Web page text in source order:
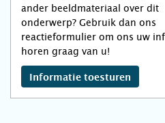
ander beeldmateriaal over dit
onderwerp? Gebruik dan ons
reactieformulier om ons uw
horen graag van u!
Informatie toesturen